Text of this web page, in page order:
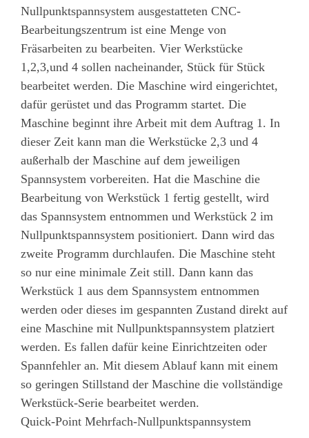
Nullpunktspannsystem ausgestatteten CNC-
Bearbeitungszentrum ist eine Menge von
Fräsarbeiten zu bearbeiten. Vier Werkstücke
1,2,3,und 4 sollen nacheinander, Stück für Stück
bearbeitet werden. Die Maschine wird eingerichtet,
dafür gerüstet und das Programm startet. Die
Maschine beginnt ihre Arbeit mit dem Auftrag 1. In
dieser Zeit kann man die Werkstücke 2,3 und 4
außerhalb der Maschine auf dem jeweiligen
Spannsystem vorbereiten. Hat die Maschine die
Bearbeitung von Werkstück 1 fertig gestellt, wird
das Spannsystem entnommen und Werkstück 2 im
Nullpunktspannsystem positioniert. Dann wird das
zweite Programm durchlaufen. Die Maschine steht
so nur eine minimale Zeit still. Dann kann das
Werkstück 1 aus dem Spannsystem entnommen
werden oder dieses im gespannten Zustand direkt auf
eine Maschine mit Nullpunktspannsystem platziert
werden. Es fallen dafür keine Einrichtzeiten oder
Spannfehler an. Mit diesem Ablauf kann mit einem
so geringen Stillstand der Maschine die vollständige
Werkstück-Serie bearbeitet werden.
Quick-Point Mehrfach-Nullpunktspannsystem